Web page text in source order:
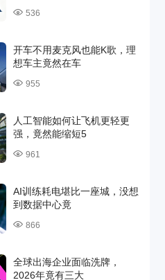
536
开车不用麦克风也能K歌，理
想车主竟然在车
955
人工智能如何让飞机更轻更
强，竟然能缩短5
961
AI训练耗电堪比一座城，没想
到数据中心竟
866
全球出海企业面临洗牌，
2026年竟有三大